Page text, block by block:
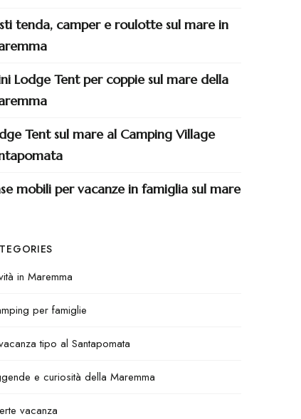
tenda, camper e roulotte sul mare in
Lodge Tent per coppie sul mare della
Tent sul mare al Camping Village
mobili per vacanze in famiglia sul mare
in Maremma
per famiglie
tipo al Santapomata
e curiosità della Maremma
vacanza